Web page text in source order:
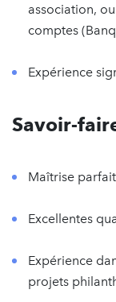
association,
comptes
Expérience
Savoir-
Maîtrise
Excellentes
Expérience
projets